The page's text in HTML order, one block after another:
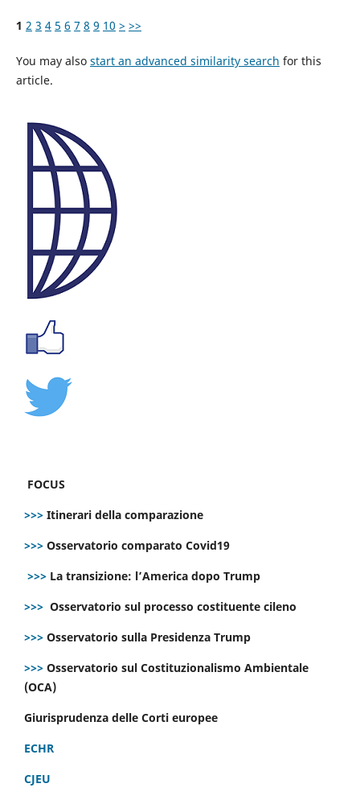
1 2 3 4 5 6 7 8 9 10 > >>
You may also start an advanced similarity search for this
article.
FOCUS
>>> Itinerari della comparazione
>>> Osservatorio comparato Covid19
>>> La transizione: l’America dopo Trump
>>> Osservatorio sul processo costituente cileno
>>> Osservatorio sulla Presidenza Trump
>>> Osservatorio sul Costituzionalismo Ambientale
(OCA)
Giurisprudenza delle Corti europee
ECHR
CJEU